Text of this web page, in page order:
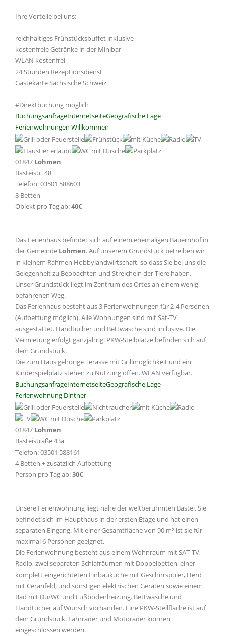
Ihre Vorteile bei uns:
reichhaltiges Frühstücksbuffet inklusive
kostenfreie Getränke in der Minibar
WLAN kostenfrei
24 Stunden Rezeptionsdienst
Gästekarte Sächsische Schweiz
#Direktbuchung möglich
BuchungsanfrageInternetseiteGeografische Lage
Ferienwohnungen Willkommen
01847 Lohmen
Basteistr. 48
Telefon: 03501 588603
8 Betten
Objekt pro Tag ab:40€
Das Ferienhaus befindet sich auf einem ehemaligen Bauernhof in
der Gemeinde Lohmen. Auf unserem Grundstück betreiben wir
in kleinem Rahmen Hobbylandwirtschaft, so dass Sie bei uns die
Gelegenheit zu Beobachten und Streicheln der Tiere haben.
Unser Grundstück liegt im Zentrum des Ortes an einem wenig
befahrenen Weg.
Das Ferienhaus besteht aus 3 Ferienwohnungen für 2-4 Personen
(Aufbettung möglich). Alle Wohnungen sind mit Sat-TV
ausgestattet. Handtücher und Bettwäsche sind inclusive. Die
Vermietung erfolgt ganzjährig. PKW-Stellplätze befinden sich auf
dem Grundstück.
Die zum Haus gehörige Terasse mit Grillmöglichkeit und ein
Kinderspielplatz stehen zu Nutzung offen. WLAN verfügbar.
BuchungsanfrageInternetseiteGeografische Lage
Ferienwohnung Dintner
01847 Lohmen
Basteistraße 43a
Telefon: 03501 588161
4 Betten + zusätzlich Aufbettung
Person pro Tag ab:30€
Unsere Ferienwohnung liegt nahe der weltberühmten Bastei. Sie
befindet sich im Haupthaus in der ersten Etage und hat einen
separaten Eingang. Mit einer Gesamtfläche von 90 m² ist sie für
maximal 6 Personen geeignet.
Die Ferienwohnung besteht aus einem Wohnraum mit SAT-TV,
Radio, zwei separaten Schlafräumen mit Doppelbetten, einer
komplett eingerichteten Einbauküche mit Geschirrspüler, Herd
mit Ceranfeld, und sonstigen elektrischen Geräten sowie einem
Bad mit Du/WC und Fußbodenheizung. Bettwäsche und
Handtücher auf Wunsch vorhanden. Eine PKW-Stellfläche ist auf
dem Grundstück. Fahrräder und Motoräder können
eingeschlossen werden.